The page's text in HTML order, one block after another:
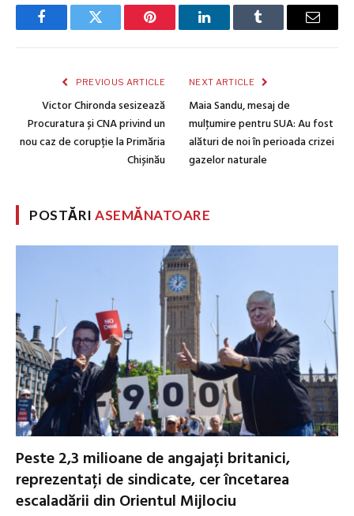
FacebookTwitter Pinterest LinkedInTumblr Email
PREVIOUS ARTICLE
Victor Chironda sesizează
Procuratura și CNA privind un
nou caz de corupție la Primăria
Chișinău
NEXT ARTICLE
Maia Sandu, mesaj de
mulţumire pentru SUA: Au fost
alături de noi în perioada crizei
gazelor naturale
POSTĂRIASEMĂNATOARE
Peste 2,3 milioane de angajați britanici,
reprezentați de sindicate, cer încetarea
escaladării din Orientul Mijlociu